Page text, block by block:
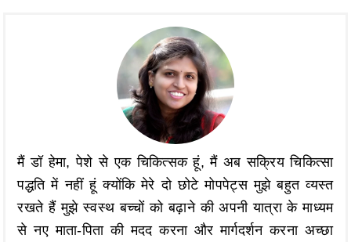
मैं डॉ हेमा, पेशे से एक चिकित्सक हूं, मैं अब सक्रिय चिकित्सा
पद्धति में नहीं हूं क्योंकि मेरे दो छोटे मोपपेट्स मुझे बहुत व्यस्त
रखते हैं मुझे स्वस्थ बच्चों को बढ़ाने की अपनी यात्रा के माध्यम
से नए माता-पिता की मदद करना और मार्गदर्शन करना अच्छा